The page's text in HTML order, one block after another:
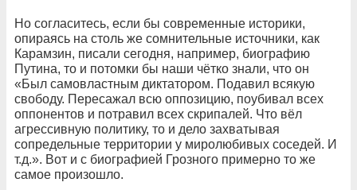
Но согласитесь, если бы современные историки,
опираясь на столь же сомнительные источники, как
Карамзин, писали сегодня, например, биографию
Путина, то и потомки бы наши чётко знали, что он
«Был самовластным диктатором. Подавил всякую
свободу. Пересажал всю оппозицию, поубивал всех
оппонентов и потравил всех скрипалей. Что вёл
агрессивную политику, то и дело захватывая
сопредельные территории у миролюбивых соседей. И
т.д.». Вот и с биографией Грозного примерно то же
самое произошло.